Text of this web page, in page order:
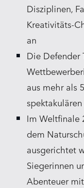
Disziplinen,
an
Die Defender
aus mehr als
Im Weltfinale
dem
ausgerichtet
Siegerinnen
Abenteuer